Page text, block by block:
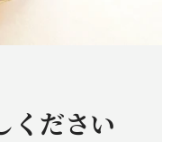
ください